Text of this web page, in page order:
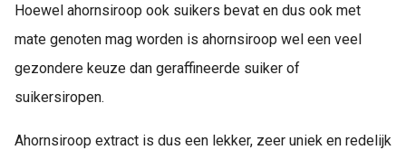
Hoewel ahornsiroop ook suikers bevat en dus ook met
mate genoten mag worden is ahornsiroop wel een veel
gezondere keuze dan geraffineerde suiker of
suikersiropen.
Ahornsiroop extract is dus een lekker, zeer uniek en redelijk